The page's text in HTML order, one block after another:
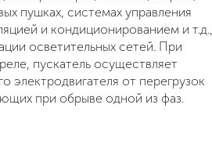
пушках, системах управления
и кондиционированием и т.д.,
осветительных сетей. При
пускатель осуществляет
электродвигателя от перегрузок
при обрыве одной из фаз.